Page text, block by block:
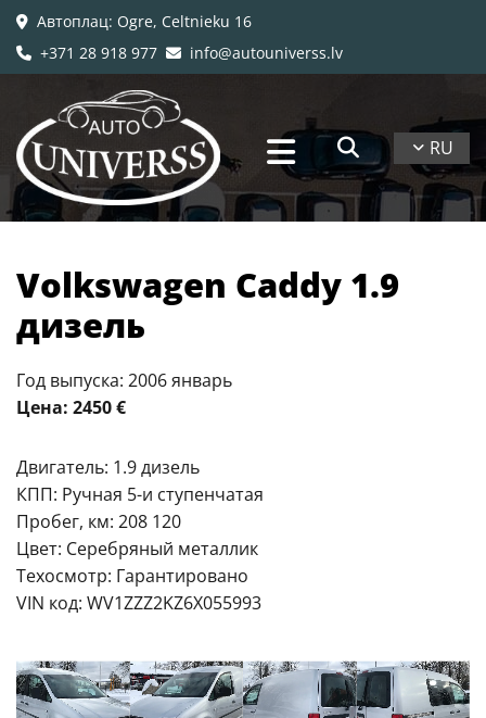
 Автоплац: Ogre, Celtnieku 16
 +371 28 918 977  info@autouniverss.lv
RU
Volkswagen Caddy 1.9
дизель
Год выпуска: 2006 январь
Цена: 2450 €
Двигатель: 1.9 дизель
КПП: Ручная 5-и ступенчатая
Пробег, км: 208 120
Цвет: Серебряный металлик
Техосмотр: Гарантировано
VIN код: WV1ZZZ2KZ6X055993